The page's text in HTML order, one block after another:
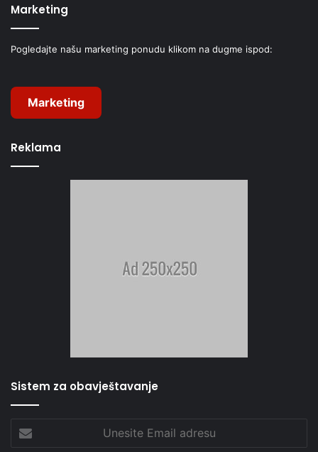
Marketing
Pogledajte našu marketing ponudu klikom na dugme ispod:
Marketing
Reklama
Sistem za obavještavanje
Unesite
Email